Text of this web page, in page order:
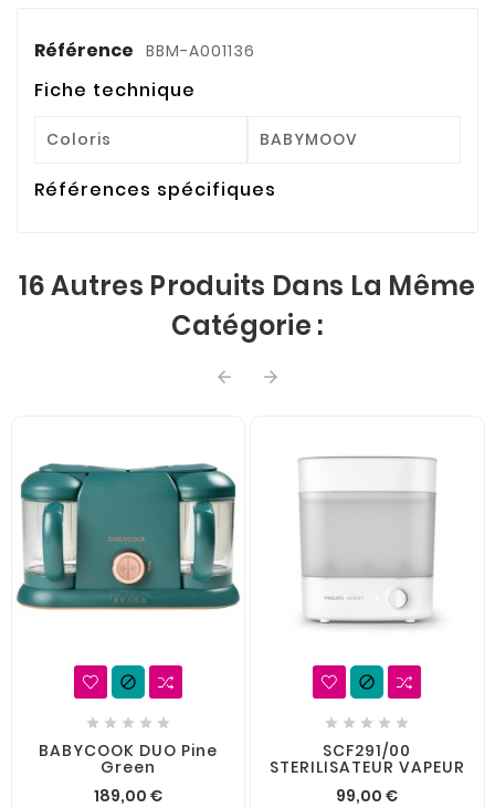
Référence BBM-A001136
Fiche technique
Coloris BABYMOOV
Références spécifiques
16 Autres Produits Dans La Même
Catégorie :
 

    
BABYCOOK DUO Pine
Green
189,00 €

    
SCF291/00
STERILISATEUR VAPEUR
99,00 €